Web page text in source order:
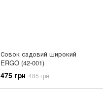
Совок садовий широкий
ERGO (42-001)
475 грн 485 грн